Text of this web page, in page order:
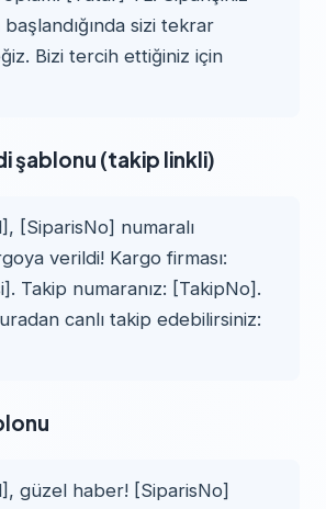
başlandığında sizi tekrar
Bizi tercih ettiğiniz için
şablonu (takip linkli)
[SiparisNo] numaralı
verildi! Kargo firması:
Takip numaranız: [TakipNo].
canlı takip edebilirsiniz:
güzel haber! [SiparisNo]